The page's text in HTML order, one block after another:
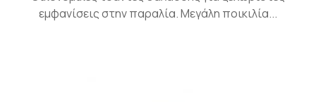
εμφανίσεις στην παραλία. Μεγάλη ποικιλία...